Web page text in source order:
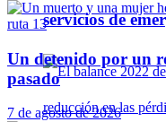
servicios de
Un detenido por un
pasado
7 de agosto de 2026